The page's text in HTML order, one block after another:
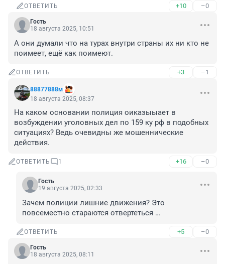
ОТВЕТИТЬ +10 –0
Гость
18 августа 2025, 10:51
А они думали что на турах внутри страны их ни кто не
поимеет, ещё как поимеют.
ОТВЕТИТЬ +3 –1
88877888м
18 августа 2025, 08:37
На каком основании полиция оиказыыает в
возбуждении уголовных дел по 159 ку рф в подобных
ситуациях? Ведь очевидны же мошеннические
действия.
ОТВЕТИТЬ 1 +16 –0
Гость
19 августа 2025, 02:33
Зачем полиции лишние движения? Это
повсеместно стараются отвертеться …
ОТВЕТИТЬ +5 –0
Гость
18 августа 2025, 08:11